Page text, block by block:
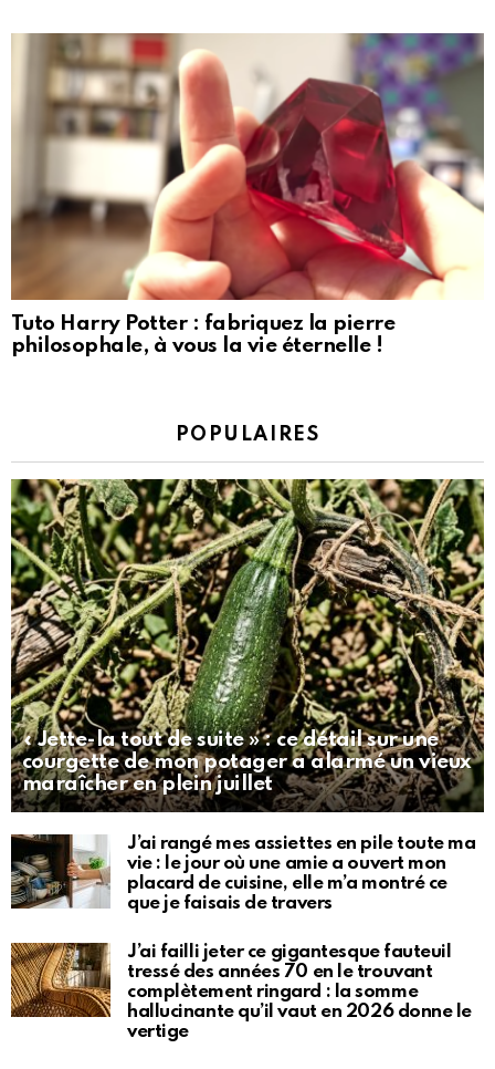
Tuto Harry Potter : fabriquez la pierre
philosophale, à vous la vie éternelle !
POPULAIRES
« Jette-la tout de suite » : ce détail sur une
courgette de mon potager a alarmé un vieux
maraîcher en plein juillet
J’ai rangé mes assiettes en pile toute ma
vie : le jour où une amie a ouvert mon
placard de cuisine, elle m’a montré ce
que je faisais de travers
J’ai failli jeter ce gigantesque fauteuil
tressé des années 70 en le trouvant
complètement ringard : la somme
hallucinante qu’il vaut en 2026 donne le
vertige